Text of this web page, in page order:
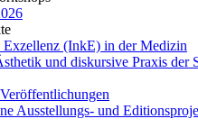
(InkE) in der Medizin
und diskursive Praxis der
Ausstellungs- und